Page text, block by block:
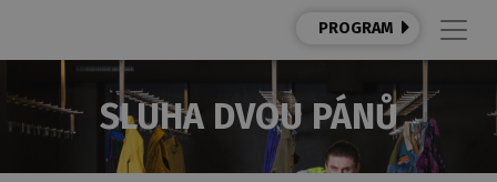
PROGRAM
SLUHA DVOU PÁNŮ